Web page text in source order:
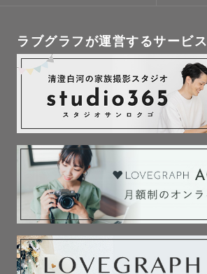
ラブグラフが運営するサービス